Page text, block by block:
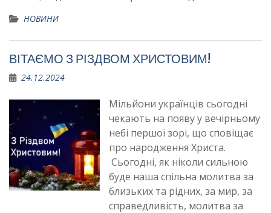
НОВИНИ
ВІТАЄМО З РІЗДВОМ ХРИСТОВИМ!
24.12.2024
Мільйони українців сьогодні
чекають на появу у вечірньому
небі першої зорі, що сповіщає
про народження Христа.
Сьогодні, як ніколи сильною
буде наша спільна молитва за
близьких та рідних, за мир, за
справедливість, молитва за